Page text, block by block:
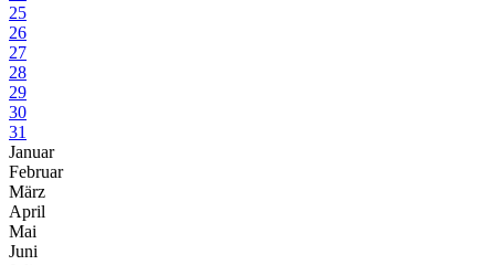
25
26
27
28
29
30
31
Januar
Februar
März
April
Mai
Juni